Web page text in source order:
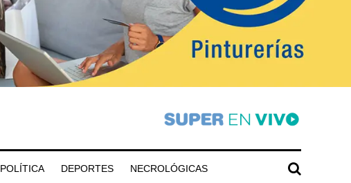
POLÍTICA DEPORTES NECROLÓGICAS